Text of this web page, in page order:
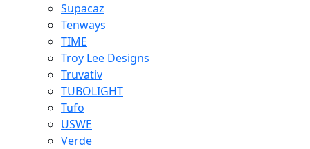
Supacaz
Tenways
TIME
Troy Lee Designs
Truvativ
TUBOLIGHT
Tufo
USWE
Verde